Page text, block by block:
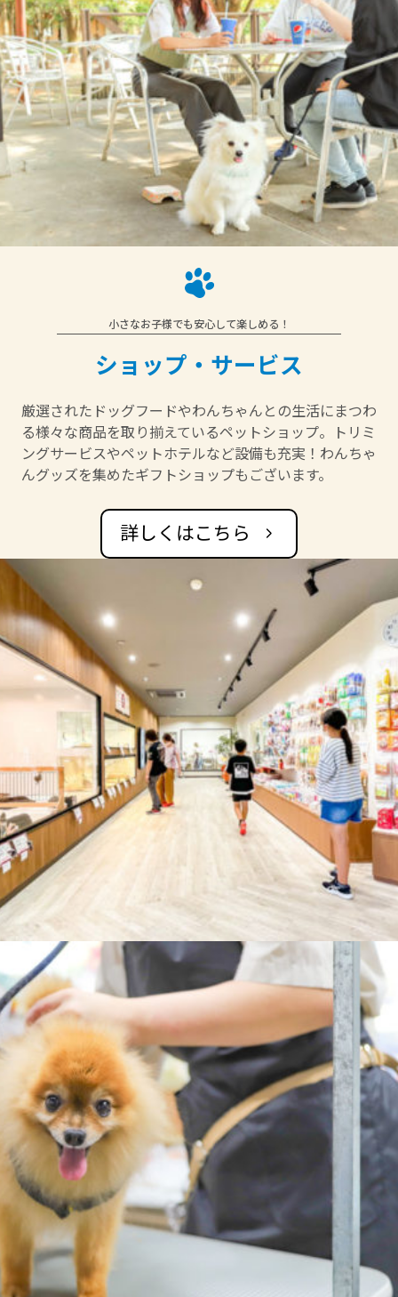
小さなお子様でも安心して楽しめる！
ショップ・サービス
厳選されたドッグフードやわんちゃんとの生活にまつわ
る様々な商品を取り揃えているペットショップ。トリミ
ングサービスやペットホテルなど設備も充実！わんちゃ
んグッズを集めたギフトショップもございます。
詳しくはこちら